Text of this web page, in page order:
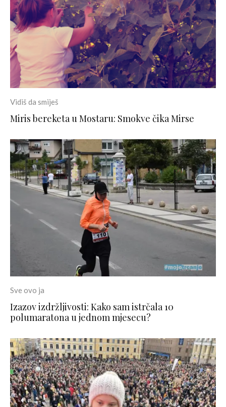
Vidiš da smiješ
Miris bereketa u Mostaru: Smokve čika Mirse
Sve ovo ja
Izazov izdržljivosti: Kako sam istrčala 10
polumaratona u jednom mjesecu?